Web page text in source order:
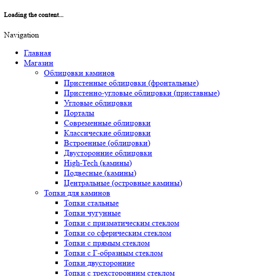
Loading the content...
Navigation
Главная
Магазин
Облицовки каминов
Пристенные облицовки (фронтальные)
Пристенно-угловые облицовки (приставные)
Угловые облицовки
Порталы
Современные облицовки
Классические облицовки
Встроенные (облицовки)
Двусторонние облицовки
High-Tech (камины)
Подвесные (камины)
Центральные (островные камины)
Топки для каминов
Топки стальные
Топки чугунные
Топки с призматическим стеклом
Топки со сферическим стеклом
Топки с прямым стеклом
Топки с Г-образным стеклом
Топки двусторонние
Топки с трехсторонним стеклом